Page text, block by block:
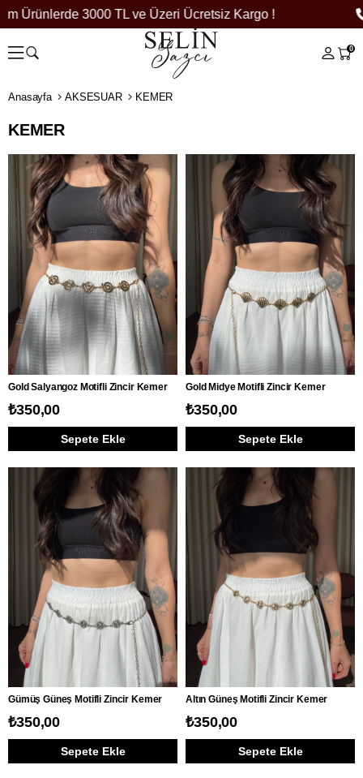
3000 TL ve Üzeri Ücretsiz Kargo !
0
Anasayfa AKSESUAR KEMER
KEMER
Gold Salyangoz Motifli Zincir Kemer
₺350,00
Sepete Ekle
Gold Midye Motifli Zincir Kemer
₺350,00
Sepete Ekle
Gümüş Güneş Motifli Zincir Kemer
₺350,00
Sepete Ekle
Altın Güneş Motifli Zincir Kemer
₺350,00
Sepete Ekle